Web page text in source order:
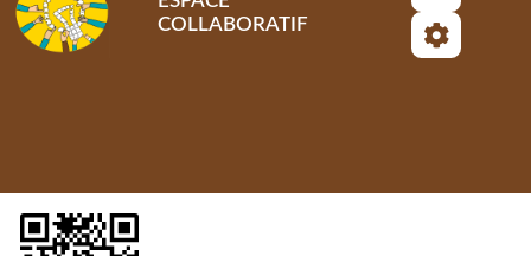
COLLABORATIF